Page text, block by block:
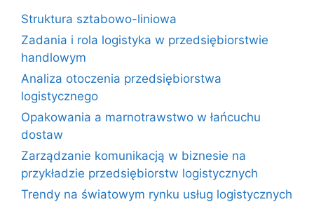
Struktura sztabowo-liniowa
Zadania i rola logistyka w przedsiębiorstwie
handlowym
Analiza otoczenia przedsiębiorstwa
logistycznego
Opakowania a marnotrawstwo w łańcuchu
dostaw
Zarządzanie komunikacją w biznesie na
przykładzie przedsiębiorstw logistycznych
Trendy na światowym rynku usług logistycznych